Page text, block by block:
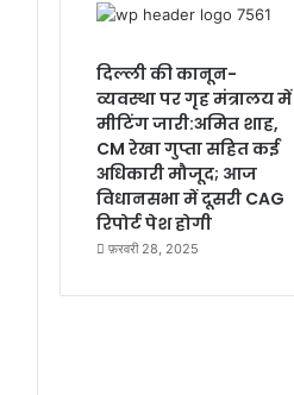
दिल्ली की कानून-
व्यवस्था पर गृह मंत्रालय में
मीटिंग जारी:अमित शाह,
CM रेखा गुप्ता सहित कई
अधिकारी मौजूद; आज
विधानसभा में दूसरी CAG
रिपोर्ट पेश होगी
फ़रवरी 28, 2025